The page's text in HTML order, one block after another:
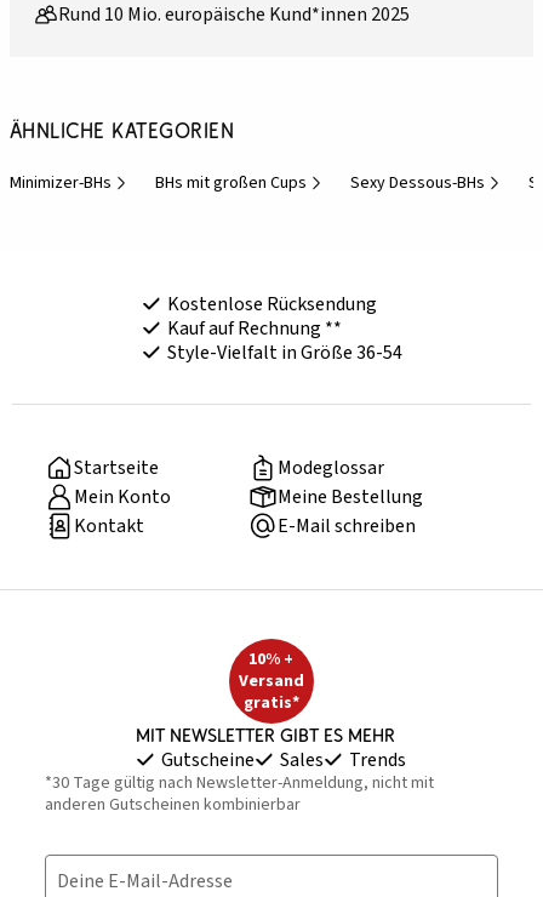
Rund 10 Mio. europäische Kund*innen 2025
Ähnliche Kategorien
Minimizer-BHs BHs mit großen Cups Sexy Dessous-BHs
Kostenlose Rücksendung
Kauf auf Rechnung **
Style-Vielfalt in Größe 36-54
Startseite
Modeglossar
Mein Konto
Meine Bestellung
Kontakt
E-Mail schreiben
10% +
Versand
gratis*
Mit Newsletter gibt es mehr
Gutscheine Sales Trends
*30 Tage gültig nach Newsletter-Anmeldung, nicht mit
anderen Gutscheinen kombinierbar
Deine E-Mail-Adresse